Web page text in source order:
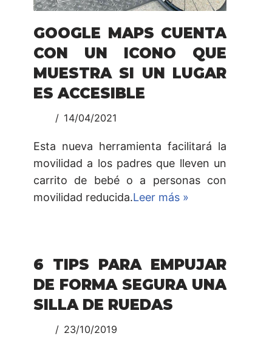
GOOGLE MAPS CUENTA
CON UN ICONO QUE
MUESTRA SI UN LUGAR
ES ACCESIBLE
14/04/2021
Esta nueva herramienta facilitará la
movilidad a los padres que lleven un
carrito de bebé o a personas con
movilidad reducida.Leer más »
6 TIPS PARA EMPUJAR
DE FORMA SEGURA UNA
SILLA DE RUEDAS
23/10/2019